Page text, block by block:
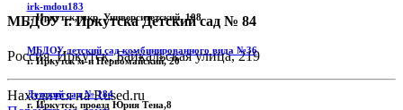
МБДОУ г. Иркутска Детский сад № 84
Россия, Иркутск, Байкальская улица, 219
Находится на Rused.ru
irk-mdou183
г. Иркутск, мкр. Университетский, 108
МБДОУ детский сад комбинированного вида №36
г. Иркутск м-н Первомайский, 20
Детский сад № 184
г. Иркутск, проезд Юрия Тена,8